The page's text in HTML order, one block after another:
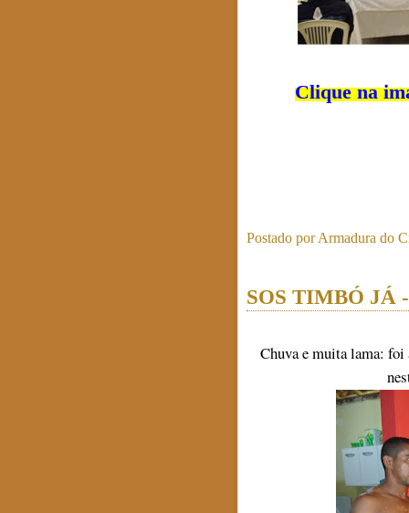
Clique na
Postado porArmadura do
SOS TIMBÓ JÁ
Chuva e muita lama: foi